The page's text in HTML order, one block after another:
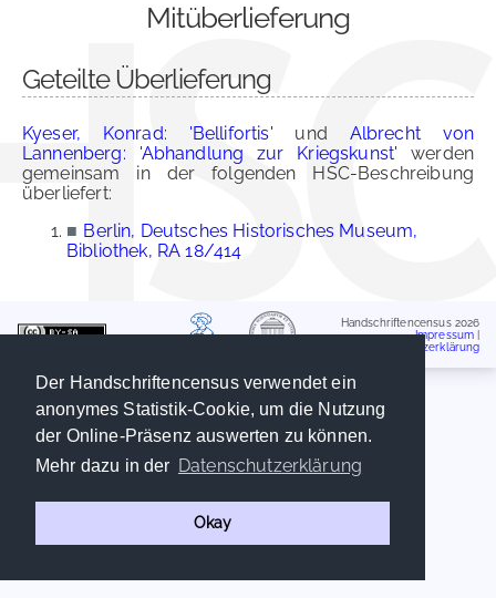
Der Handschriftencensus verwendet ein
anonymes Statistik-Cookie, um die Nutzung
der Online-Präsenz auswerten zu können.
Mehr dazu in der Datenschutzerklärung
Okay
Mitüberlieferung
Geteilte Überlieferung
Kyeser, Konrad: 'Bellifortis' und Albrecht von
Lannenberg: 'Abhandlung zur Kriegskunst' werden
gemeinsam in der folgenden HSC-Beschreibung
überliefert:
■ Berlin, Deutsches Historisches Museum,
Bibliothek, RA 18/414
Handschriftencensus 2026
Impressum
Datenschutzerklärung